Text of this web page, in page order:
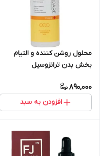
محلول روشن کننده و التیام
بخش بدن ترانزوسیل
890,000
افزودن به سبد